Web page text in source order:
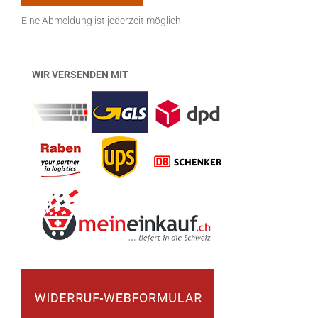
Eine Abmeldung ist jederzeit möglich.
WIR VERSENDEN MIT